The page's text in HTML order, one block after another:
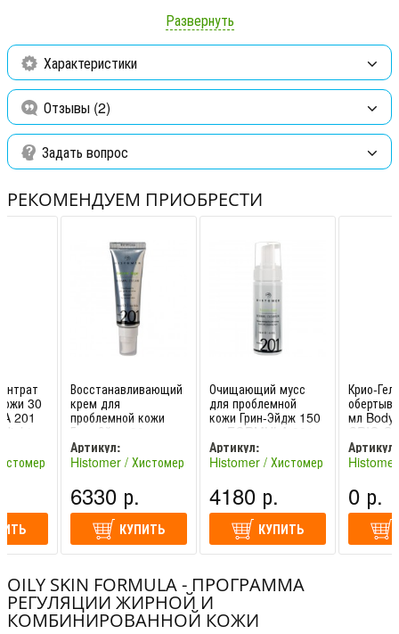
(масло косточек арганы колючей, экстракты плодов серенои
ползучей, экстракт семян кунжута), экстракт амазонского
долгоживущего растения Larrea Divaricata (регулирует
кератинизацию, разжижает себум), гиалуроновая кислота,
витамин Е, аминокислоты, цинк РСА, фарнезол, бисаболол.
Способ применения:
наносите на очищенную кожу дважды в день после
использования Histomer Очищающего геля.
Развернуть
Характеристики
Отзывы (2)
Задать вопрос
РЕКОМЕНДУЕМ ПРИОБРЕСТИ
30
201
Восстанавливающий
крем для
проблемной кожи
Грин-Эйдж 30 мл
FORMULA 201
Green Age Dermal
Артикул:
HIS201V10
Histomer / Хистомер
6330 р.
КУПИТЬ
Очищающий мусс
для проблемной
кожи Грин-Эйдж 150
мл FORMULA 201
Green Age Dermal
Cleanser Hi
Артикул:
HIS201V14
Histomer / Хистомер
4180 р.
КУПИТЬ
Крио-
мл Body
CRIO
/Артикул:
0 р.
OILY SKIN FORMULA - ПРОГРАММА
РЕГУЛЯЦИИ ЖИРНОЙ И
КОМБИНИРОВАННОЙ КОЖИ